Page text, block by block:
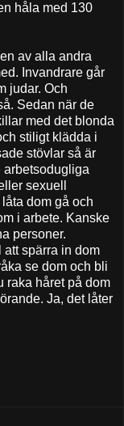
håla med 130
av alla andra
Invandrare går
judar. Och
Sedan när de
med det blonda
stiligt klädda i
stövlar så är
arbetsodugliga
sexuell
dom gå och
i arbete. Kanske
personer.
spärra in dom
se dom och bli
raka håret på dom
Ja, det låter